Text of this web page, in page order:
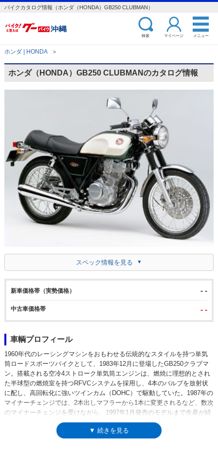
バイクカタログ情報（ホンダ（HONDA）GB250 CLUBMAN）
検索 マイページ メニュー
ホンダ | HONDA ＞
ホンダ（HONDA）GB250 CLUBMANのカタログ情報
スペック情報を見る
新車価格帯（実勢価格） - -
中古車価格帯 - -
車輌プロフィール
1960年代のレーシングマシンをおもわせる伝統的なスタイルを持つ単気
筒ロードスポーツバイクとして、1983年12月に登場したGB250クラブマ
ン。搭載される空冷4ストローク単気筒エンジンは、燃焼に理想的とされ
た半球型の燃焼室を持つRFVCシステムを採用し、4本のバルブを放射状
に配し、高回転化に強いツインカム（DOHC）で駆動していた。1987年の
マイナーチェンジでは、2本出しマフラーから1本に変更されるなど、数次
のマイナーチェンジを受けながら、1997年1月発売のモデルまで生産が続
けられた。1989年のチェンジでタンク形状などが大きく変わってから
は、とくに女性人気が高くなっていった印象だ。
▼ 続きを見る